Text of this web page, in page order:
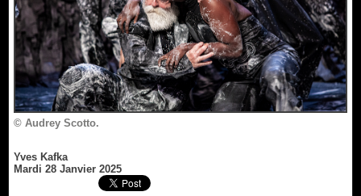
© Audrey Scotto.
Yves Kafka
Mardi 28 Janvier 2025